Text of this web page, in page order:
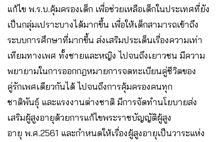
แก้ไข พ.ร.บ.คุ้มครองเด็ก เพื่อช่วยเหลือเด็กในประเทศที่ยัง
เป็นกลุ่มเปราะบางได้มากขึ้น เพื่อให้เด็กสามารถเข้าถึง
ระบบการศึกษาที่มากขึ้น ส่งเสริมประเด็นเรื่องความเท่า
เทียมทางเพศ ทั้งชายและหญิง ไปจนถึงเยาวชน มีความ
พยายามในการออกกฎหมายการจดทะเบียนคู่ชีวิตของ
คู่รักเพศเดียวกันได้ ไปจนถึงการคุ้มครองคนทุก
ชาติพันธุ์ และแรงงานต่างชาติ มีการจัดทำนโยบายส่ง
เสริมผู้สูงอายุด้วยการแก้ไขพระราชบัญญัติผู้สูง
อายุ พ.ศ.2561 และกำหนดให้เรื่องผู้สูงอายุเป็นวาระแห่ง